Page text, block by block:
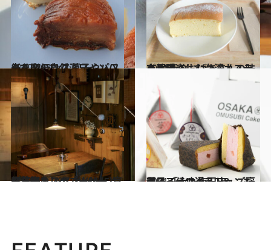
2020.10.11
先斗町の自然派ワインバーで フランス菓子やパフェを楽しむ
グルメ 2021.2.14
京都で楽しむ台湾カステラ 台南のおばあさんの味を再現
グルメ
2021.6.9
魔法瓶入りのコーヒーとお菓子を バスケットに 京都名物カフェ「W&H」
グルメ 2021.9.24
親子三代で通うファンも多い 「大丸梅田店」ご褒美スイーツベスト8
グルメ